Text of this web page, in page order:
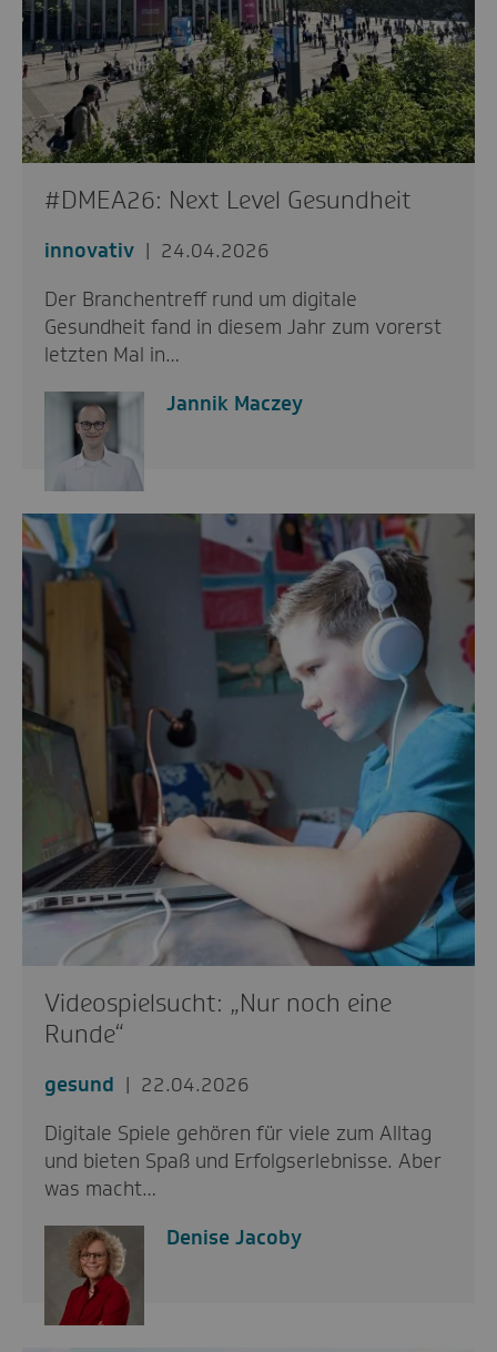
#DMEA26: Next Level Gesundheit
innovativ
24.04.2026
Der Branchentreff rund um digitale
Gesundheit fand in diesem Jahr zum vorerst
letzten Mal in…
Jannik Maczey
Videospielsucht: „Nur noch eine
Runde“
gesund
22.04.2026
Digitale Spiele gehören für viele zum Alltag
und bieten Spaß und Erfolgserlebnisse. Aber
was macht…
Denise Jacoby